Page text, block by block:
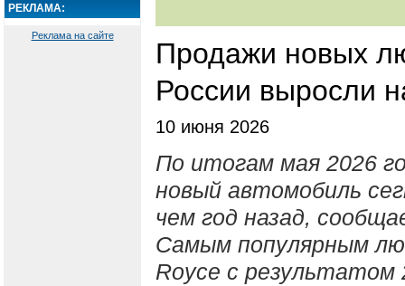
РЕКЛАМА:
Реклама на сайте
Продажи новых
России выросли
10 июня 2026
По итогам мая 2026
новый автомобиль
чем год назад,
Самым популярным
Royce с